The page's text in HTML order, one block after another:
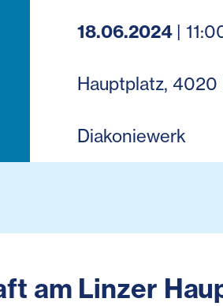
18.06.2024|
Hauptplatz, 4020
Diakoniewerk
am Linzer